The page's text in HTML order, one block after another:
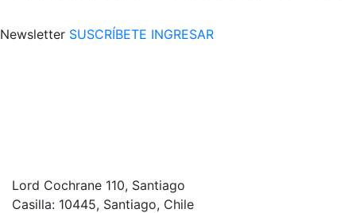
Newsletter SUSCRÍBETE INGRESAR
Lord Cochrane 110, Santiago
Casilla: 10445, Santiago, Chile